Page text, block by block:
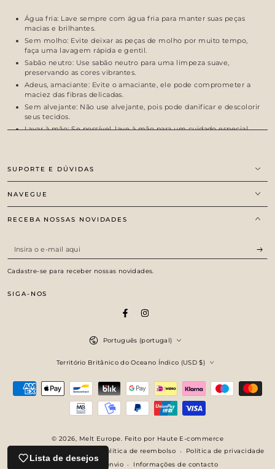
Água fria: Lave sempre com água fria para manter suas peças
macias e brilhantes.
Sem molho: Evite deixar as peças de molho por muito tempo,
faça uma lavagem rápida e gentil.
Sabão neutro: Use sabão neutro para uma limpeza suave,
preservando as cores vibrantes.
Adeus, amaciante: Evite o amaciante, ele pode comprometer a
maciez das fibras delicadas.
Sem alvejante: Não use alvejante, pois pode danificar e descolorir
seus tecidos.
Lavar à mão: Se possível, lave à mão para um cuidado especial.
SUPORTE E DÚVIDAS
NAVEGUE
RECEBA NOSSAS NOVIDADES
Insira
mail
Cadastre-se para receber nossas novidades.
SIGA-NOS
FacebookInstagram
© 2026, Melt Europe . Feito por Haute E-commerce
Política de reembolso
Política de privacidade
Política de envio
Informações de contacto
Idioma
Português (portugal)
Território Britânico do Oceano Índico (USD $)
Métodos
Lista de desejos